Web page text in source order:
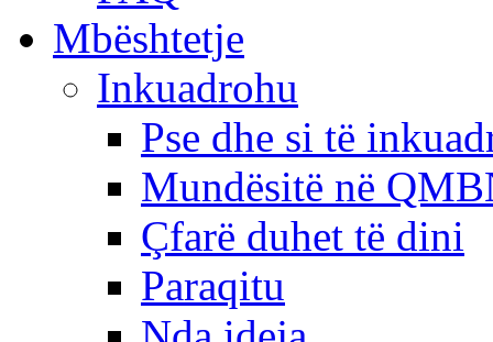
Mbështetje
Inkuadrohu
Pse dhe si të
Mundësitë në
Çfarë duhet të dini
Paraqitu